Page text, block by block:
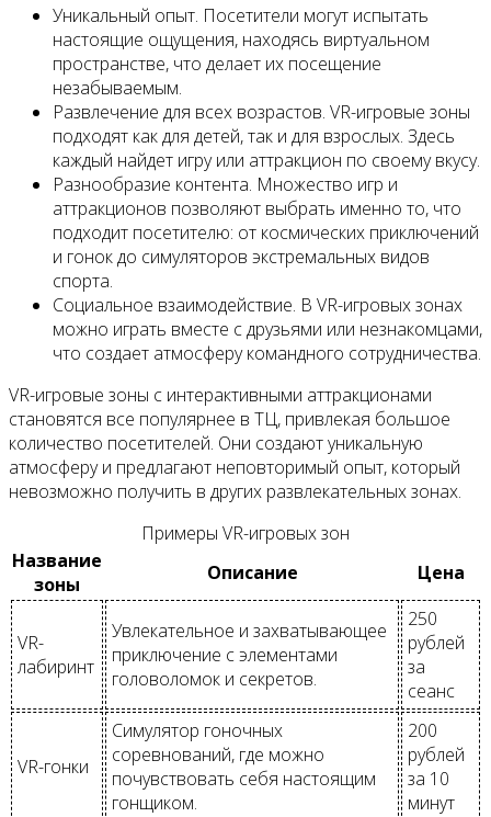
Уникальный опыт. Посетители могут испытать
настоящие ощущения, находясь виртуальном
пространстве, что делает их посещение
незабываемым.
Развлечение для всех возрастов. VR-игровые зоны
подходят как для детей, так и для взрослых. Здесь
каждый найдет игру или аттракцион по своему вкусу.
Разнообразие контента. Множество игр и
аттракционов позволяют выбрать именно то, что
подходит посетителю: от космических приключений
и гонок до симуляторов экстремальных видов
спорта.
Социальное взаимодействие. В VR-игровых зонах
можно играть вместе с друзьями или незнакомцами,
что создает атмосферу командного сотрудничества.
VR-игровые зоны с интерактивными аттракционами
становятся все популярнее в ТЦ, привлекая большое
количество посетителей. Они создают уникальную
атмосферу и предлагают неповторимый опыт, который
невозможно получить в других развлекательных зонах.
Примеры VR-игровых зон
Название
зоны
Описание Цена
VR-
лабиринт
Увлекательное и захватывающее
приключение с элементами
головоломок и секретов.
250
рублей
за
сеанс
VR-гонки
Симулятор гоночных
соревнований, где можно
почувствовать себя настоящим
гонщиком.
200
рублей
за 10
минут